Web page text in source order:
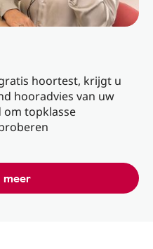
hoortest, krijgt u
hooradvies van uw
om topklasse